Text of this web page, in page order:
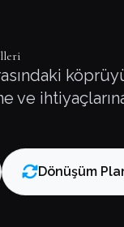
ve
Dönüşüm